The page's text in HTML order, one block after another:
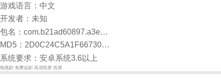
游戏语言：中文
开发者：未知
包名：com.b21ad60897.a3e359ad64.m37042560020251017
MD5：2D0C24C5A1F667300C6E83098719085A
系统要求：安卓系统3.6以上
电视剧 免费追剧 高清投屏 投屏